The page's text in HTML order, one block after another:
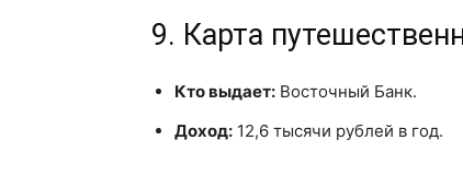
9. Карта
Кто выдает: Восточный Банк.
Доход: 12,6 тысячи рублей в год.